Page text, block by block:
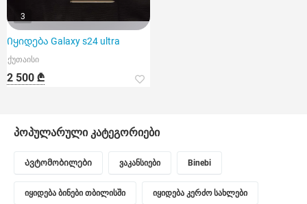
3
Იყიდება Galaxy s24 ultra
ქუთაისი
2 500 ₾
პოპულარული კატეგორიები
Ავტომობილები ვაკანსიები Binebi
იყიდება ბინები თბილისში იყიდება კერძო სახლები